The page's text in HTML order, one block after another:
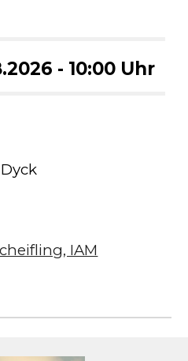
- 10:00 Uhr
IAM